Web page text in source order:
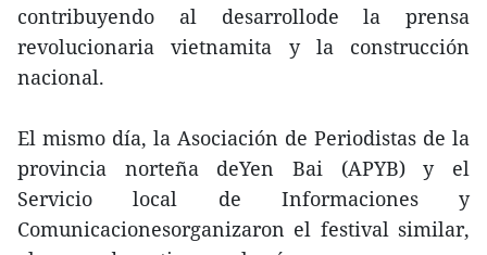
contribuyendo al desarrollode la prensa
revolucionaria vietnamita y la construcción
nacional.
El mismo día, la Asociación de Periodistas de la
provincia norteña deYen Bai (APYB) y el
Servicio local de Informaciones y
Comunicacionesorganizaron el festival similar,